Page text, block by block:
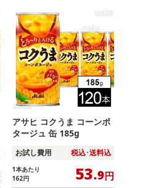
アサヒ コクうま コーンポ
タージュ 缶 185g
お試し費用 税込･送料込
1本あたり
162円 53.9円